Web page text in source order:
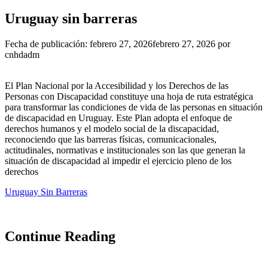
Uruguay sin barreras
Fecha de publicación: febrero 27, 2026febrero 27, 2026 por
cnhdadm
El Plan Nacional por la Accesibilidad y los Derechos de las
Personas con Discapacidad constituye una hoja de ruta estratégica
para transformar las condiciones de vida de las personas en situación
de discapacidad en Uruguay. Este Plan adopta el enfoque de
derechos humanos y el modelo social de la discapacidad,
reconociendo que las barreras físicas, comunicacionales,
actitudinales, normativas e institucionales son las que generan la
situación de discapacidad al impedir el ejercicio pleno de los
derechos
Uruguay Sin Barreras
Continue Reading